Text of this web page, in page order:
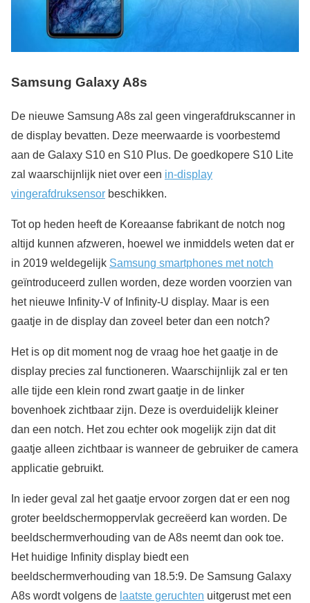
Samsung Galaxy A8s
De nieuwe Samsung A8s zal geen vingerafdrukscanner in
de display bevatten. Deze meerwaarde is voorbestemd
aan de Galaxy S10 en S10 Plus. De goedkopere S10 Lite
zal waarschijnlijk niet over een in-display
vingerafdruksensor beschikken.
Tot op heden heeft de Koreaanse fabrikant de notch nog
altijd kunnen afzweren, hoewel we inmiddels weten dat er
in 2019 weldegelijk Samsung smartphones met notch
geïntroduceerd zullen worden, deze worden voorzien van
het nieuwe Infinity-V of Infinity-U display. Maar is een
gaatje in de display dan zoveel beter dan een notch?
Het is op dit moment nog de vraag hoe het gaatje in de
display precies zal functioneren. Waarschijnlijk zal er ten
alle tijde een klein rond zwart gaatje in de linker
bovenhoek zichtbaar zijn. Deze is overduidelijk kleiner
dan een notch. Het zou echter ook mogelijk zijn dat dit
gaatje alleen zichtbaar is wanneer de gebruiker de camera
applicatie gebruikt.
In ieder geval zal het gaatje ervoor zorgen dat er een nog
groter beeldschermoppervlak gecreëerd kan worden. De
beeldschermverhouding van de A8s neemt dan ook toe.
Het huidige Infinity display biedt een
beeldschermverhouding van 18.5:9. De Samsung Galaxy
A8s wordt volgens de laatste geruchten uitgerust met een